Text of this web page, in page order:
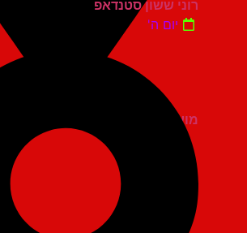
מועדון הגריי יהוד
רוני ששון סטנדאפ
יום ה'